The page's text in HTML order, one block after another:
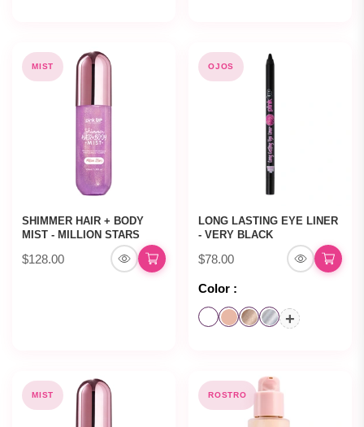
MIST
SHIMMER HAIR + BODY
MIST - MILLION STARS
$128.00
OJOS
LONG LASTING EYE LINER
- VERY BLACK
$78.00
Color :
+
MIST ROSTRO